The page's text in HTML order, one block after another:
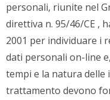
personali, riunite nel
direttiva n. 95/46/CE ,
2001 per individuare i
dati personali on-line
tempi e la natura
trattamento devono